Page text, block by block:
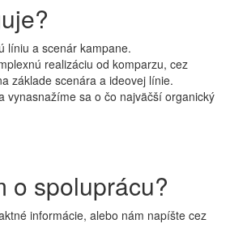
líniu a scenár kampane.
realizáciu od komparzu, cez
základe scenára a ideovej línie.
vynasnažíme sa o čo najväčší organický
o spoluprácu?
informácie, alebo nám napíšte cez